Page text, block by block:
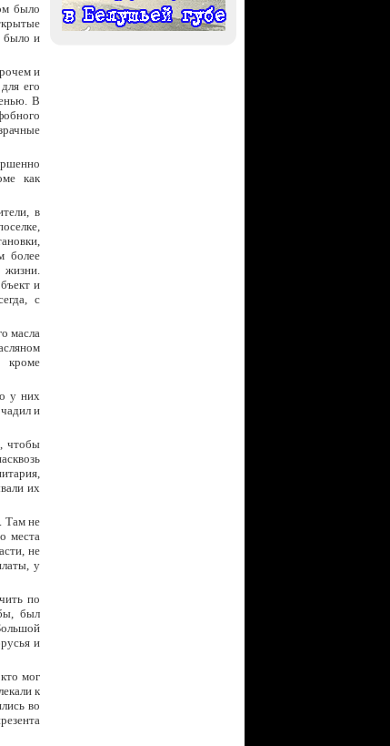
было
было и
и
его
В
как
в
более
и
с
масла
кроме
у них
и
чтобы
их
Там не
места
не
у
по
был
и
мог
к
во